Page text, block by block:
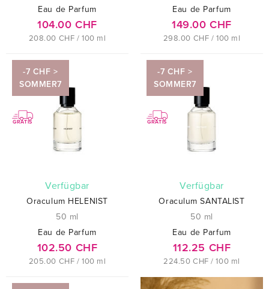
Eau de Parfum
104.00 CHF
208.00 CHF / 100 ml
Eau de Parfum
149.00 CHF
298.00 CHF / 100 ml
-7 CHF >
SOMMER7
GRATIS
verfügbar
Oraculum HELENIST
50 ml
Eau de Parfum
102.50 CHF
205.00 CHF / 100 ml
-7 CHF >
SOMMER7
GRATIS
verfügbar
Oraculum SANTALIST
50 ml
Eau de Parfum
112.25 CHF
224.50 CHF / 100 ml